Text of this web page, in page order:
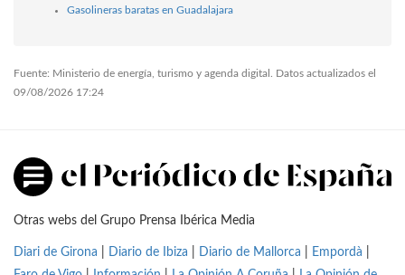
Gasolineras baratas en Guadalajara
Fuente: Ministerio de energía, turismo y agenda digital. Datos actualizados el
09/08/2026 17:24
Otras webs del Grupo Prensa Ibérica Media
Diari de Girona Diario de Ibiza Diario de Mallorca Empordà